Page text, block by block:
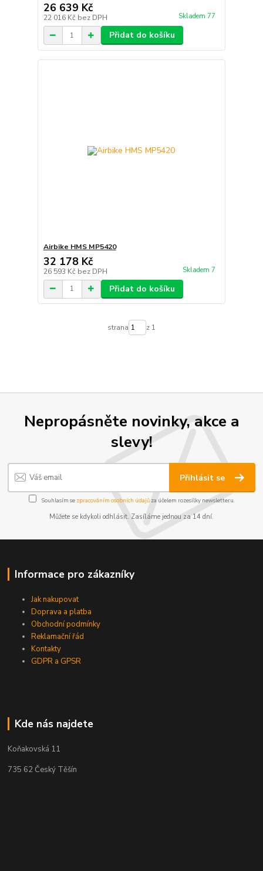
26 639 Kč
22 016 Kč bez DPH Skladem 77
Přidat do košíku
Airbike HMS MP5420
32 178 Kč
26 593 Kč bez DPH Skladem 7
Přidat do košíku
strana z 1
Nepropásněte novinky, akce a
slevy!
Přihlásit se
Souhlasím se zpracováním osobních údajůza účelem rozesílky newsletteru.
Můžete se kdykoli odhlásit. Zasíláme jednou za 14 dní.
Informace pro zákazníky
Jak nakupovat
Doprava a platba
Obchodní podmínky
Reklamační řád
Kontakty
GDPR a GPSR
Kde nás najdete
Koňakovská 11
735 62 Český Těšín